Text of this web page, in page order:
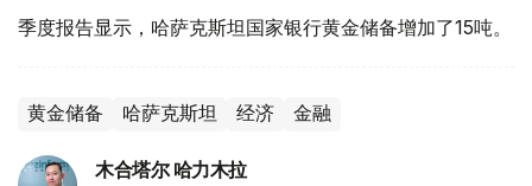
季度报告显示，哈萨克斯坦国家银行黄金储备增加了15吨。
黄金储备 哈萨克斯坦 经济 金融
木合塔尔 哈力木拉